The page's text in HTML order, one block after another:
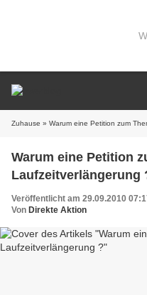
Zuhause » Warum eine Petition zum
Warum eine Petition
Laufzeitverlängerung
Veröffentlicht am 29.09.2010
Von Direkte Aktion